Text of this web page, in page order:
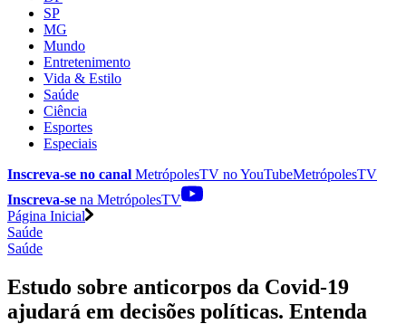
SP
MG
Mundo
Entretenimento
Vida & Estilo
Saúde
Ciência
Esportes
Especiais
Inscreva-se no canal MetrópolesTV noYouTubeMetrópolesTV
Inscreva-se na MetrópolesTV
Página Inicial
Saúde
Saúde
Estudo sobre anticorpos da Covid-19
ajudará em decisões políticas. Entenda